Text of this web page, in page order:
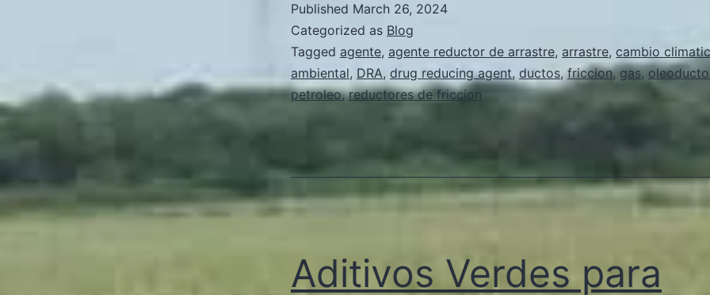
Sostenibles
(DRA
–
Agents)
Published March 26, 2024
Categorized as Blog
Tagged agente, agente reductor de arrastre, arrastre, cambio
ambiental, DRA, drug reducing agent, ductos,friccion,gas,
petroleo,reductores de friccion
Aditivos Verdes para